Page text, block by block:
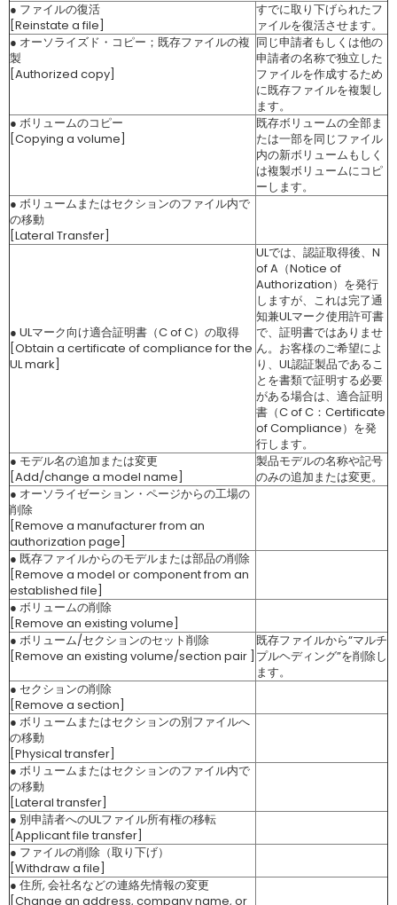
● ファイルの復活
[Reinstate a file]
すでに取り下げられたフ
ァイルを復活させます。
● オーソライズド・コピー；既存ファイルの複
製
[Authorized copy]
同じ申請者もしくは他の
申請者の名称で独立した
ファイルを作成するため
に既存ファイルを複製し
ます。
● ボリュームのコピー
[Copying a volume]
既存ボリュームの全部ま
たは一部を同じファイル
内の新ボリュームもしく
は複製ボリュームにコピ
ーします。
● ボリュームまたはセクションのファイル内で
の移動
[Lateral Transfer]
● ULマーク向け適合証明書（C of C）の取得
[Obtain a certificate of compliance for the
UL mark]
ULでは、認証取得後、N
of A（Notice of
Authorization）を発行
しますが、これは完了通
知兼ULマーク使用許可書
で、証明書ではありませ
ん。お客様のご希望によ
り、UL認証製品であるこ
とを書類で証明する必要
がある場合は、適合証明
書（C of C：Certificate
of Compliance）を発
行します。
● モデル名の追加または変更
[Add/change a model name]
製品モデルの名称や記号
のみの追加または変更。
● オーソライゼーション・ページからの工場の
削除
[Remove a manufacturer from an
authorization page]
● 既存ファイルからのモデルまたは部品の削除
[Remove a model or component from an
established file]
● ボリュームの削除
[Remove an existing volume]
● ボリューム/セクションのセット削除
[Remove an existing volume/section pair ]
既存ファイルから“マルチ
プルヘディング”を削除し
ます。
● セクションの削除
[Remove a section]
● ボリュームまたはセクションの別ファイルへ
の移動
[Physical transfer]
● ボリュームまたはセクションのファイル内で
の移動
[Lateral transfer]
● 別申請者へのULファイル所有権の移転
[Applicant file transfer]
● ファイルの削除（取り下げ）
[Withdraw a file]
● 住所, 会社名などの連絡先情報の変更
[Change an address, company name, or